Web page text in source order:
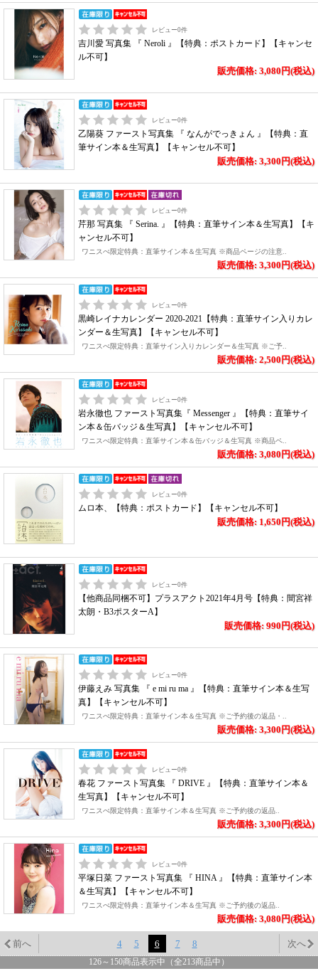
レビュー0件
吉川愛 写真集 『 Neroli 』【特典：ポストカード】【キャンセ
ル不可】
販売価格: 3,080円(税込)
レビュー0件
乙陽葵 ファースト写真集 『 なんがでっきょん 』【特典：直
筆サイン本＆生写真】【キャンセル不可】
販売価格: 3,300円(税込)
レビュー0件
芹那 写真集 『 Serina. 』【特典：直筆サイン本＆生写真】【キ
ャンセル不可】
ワニスぺ限定特典：直筆サイン本＆生写真 ※商品ページの注意..
販売価格: 3,300円(税込)
レビュー0件
黒崎レイナカレンダー 2020-2021【特典：直筆サイン入りカレ
ンダー＆生写真】【キャンセル不可】
ワニスぺ限定特典：直筆サイン入りカレンダー＆生写真 ※ご予..
販売価格: 2,500円(税込)
レビュー0件
岩永徹也 ファースト写真集『 Messenger 』【特典：直筆サイ
ン本＆缶バッジ＆生写真】【キャンセル不可】
ワニスぺ限定特典：直筆サイン本＆缶バッジ＆生写真 ※商品ペ..
販売価格: 3,080円(税込)
レビュー0件
ムロ本、【特典：ポストカード】【キャンセル不可】
販売価格: 1,650円(税込)
レビュー0件
【他商品同梱不可】プラスアクト2021年4月号【特典：間宮祥
太朗・B3ポスターA】
販売価格: 990円(税込)
レビュー0件
伊藤えみ 写真集 『 e mi ru ma 』【特典：直筆サイン本＆生写
真】【キャンセル不可】
ワニスぺ限定特典：直筆サイン本＆生写真 ※ご予約後の返品・..
販売価格: 3,300円(税込)
レビュー0件
春花 ファースト写真集 『 DRIVE 』【特典：直筆サイン本＆
生写真】【キャンセル不可】
ワニスぺ限定特典：直筆サイン本＆生写真 ※ご予約後の返品..
販売価格: 3,300円(税込)
レビュー0件
平塚日菜 ファースト写真集 『 HINA 』【特典：直筆サイン本
＆生写真】【キャンセル不可】
ワニスぺ限定特典：直筆サイン本＆生写真 ※ご予約後の返品..
販売価格: 3,080円(税込)
前へ 4 5 6 7 8 次へ
126～ 150商品表示中（全213商品中）